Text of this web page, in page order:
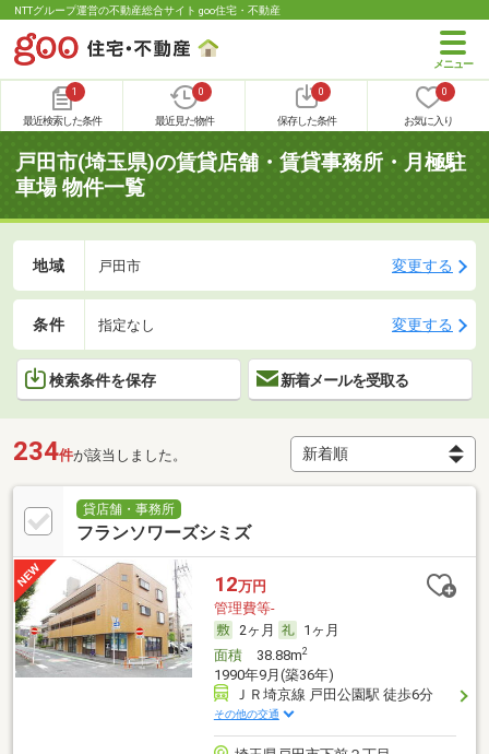
NTTグループ運営の不動産総合サイト goo住宅・不動産
1
最近検索した条件
0
最近見た物件
0
保存した条件
0
お気に入り
戸田市(埼玉県)の賃貸店舗・賃貸事務所・月極駐
車場 物件一覧
地域 戸田市 変更する
条件 指定なし 変更する
検索条件を保存 新着メールを受取る
234件が該当しました。
貸店舗・事務所
フランソワーズシミズ
12万円
管理費等-
2ヶ月
1ヶ月
面積38.88m2
1990年9月(築36年)
ＪＲ埼京線 戸田公園駅 徒歩6分
その他の交通